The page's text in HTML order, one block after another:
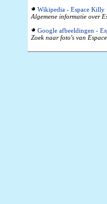
Wikipedia - Espace Killy
Algemene informatie over
Google afbeeldingen -
Zoek naar foto's van